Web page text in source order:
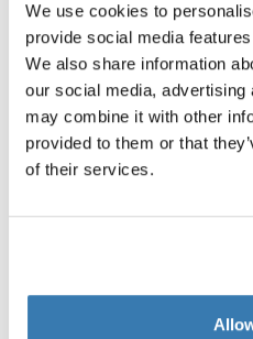
We use cookies to
provide social media
We also share information
our social media,
may combine it with other
provided to them or that
of their services.
Toggle
Descripción del